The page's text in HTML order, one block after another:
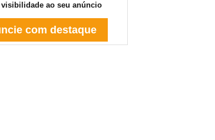
visibilidade ao seu anúncio
com destaque